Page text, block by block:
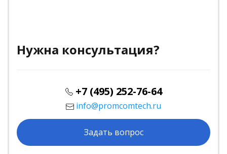
Нужна консультация?
+7 (495) 252-76-64
info@promcomtech.ru
Задать вопрос